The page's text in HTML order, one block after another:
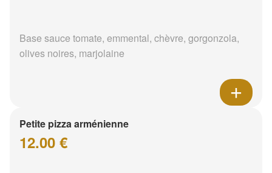
Base sauce tomate, emmental, chèvre, gorgonzola,
olives noires, marjolaine
Petite pizza arménienne
12.00 €